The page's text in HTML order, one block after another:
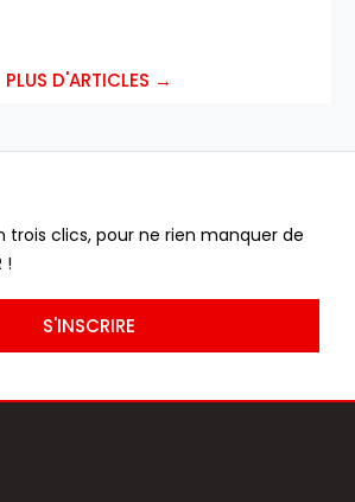
PLUS D'ARTICLES →
trois clics, pour ne rien manquer de
!
S'INSCRIRE